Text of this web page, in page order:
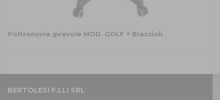
Poltroncina girevole MOD. GOLF + Braccioli
BERTOLESI F.LLI SRL